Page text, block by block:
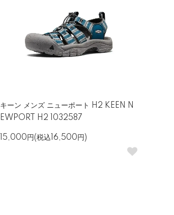
キーン メンズ ニューポート H2 KEEN N
EWPORT H2 1032587
15,000円(税込16,500円)